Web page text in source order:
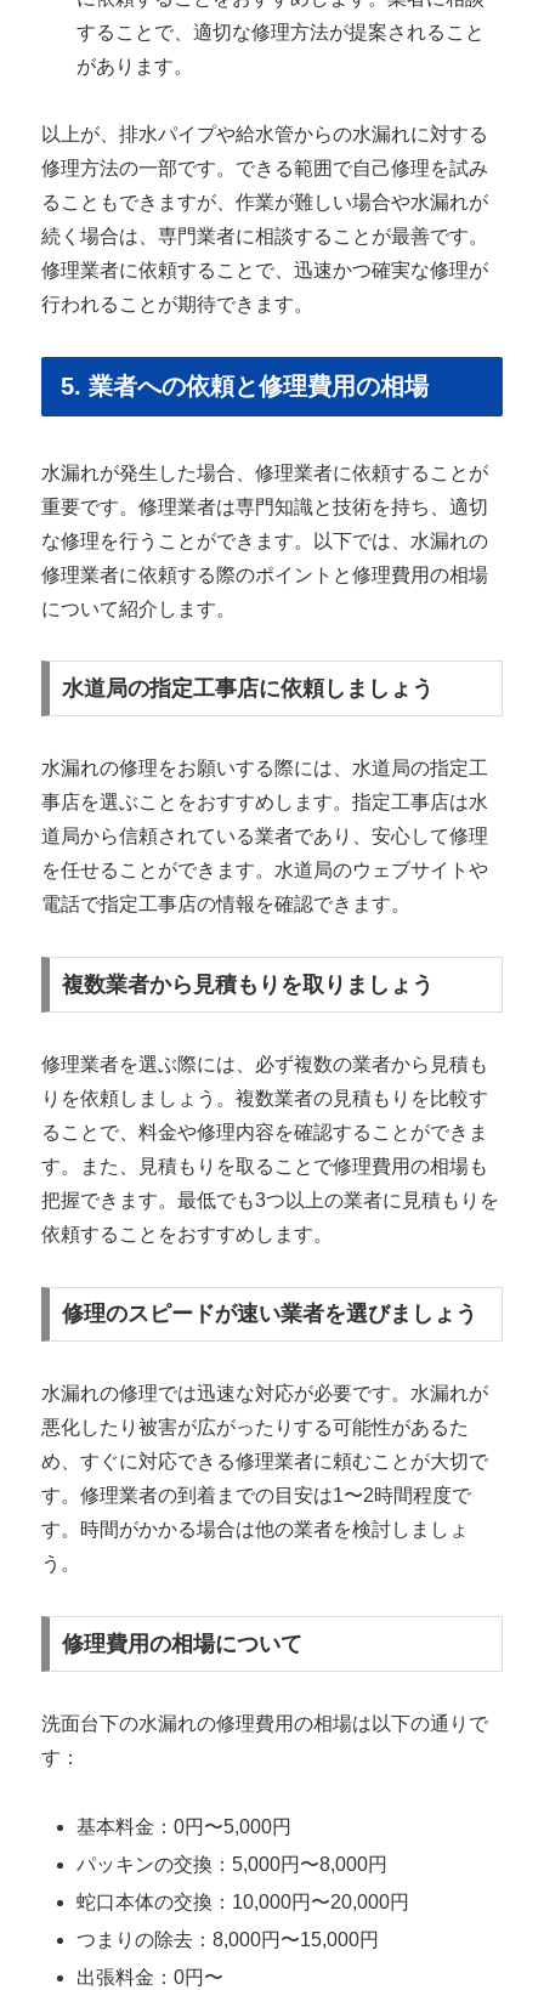
することで、適切な修理方法が提案されること
があります。
以上が、排水パイプや給水管からの水漏れに対する
修理方法の一部です。できる範囲で自己修理を試み
ることもできますが、作業が難しい場合や水漏れが
続く場合は、専門業者に相談することが最善です。
修理業者に依頼することで、迅速かつ確実な修理が
行われることが期待できます。
5. 業者への依頼と修理費用の相場
水漏れが発生した場合、修理業者に依頼することが
重要です。修理業者は専門知識と技術を持ち、適切
な修理を行うことができます。以下では、水漏れの
修理業者に依頼する際のポイントと修理費用の相場
について紹介します。
水道局の指定工事店に依頼しましょう
水漏れの修理をお願いする際には、水道局の指定工
事店を選ぶことをおすすめします。指定工事店は水
道局から信頼されている業者であり、安心して修理
を任せることができます。水道局のウェブサイトや
電話で指定工事店の情報を確認できます。
複数業者から見積もりを取りましょう
修理業者を選ぶ際には、必ず複数の業者から見積も
りを依頼しましょう。複数業者の見積もりを比較す
ることで、料金や修理内容を確認することができま
す。また、見積もりを取ることで修理費用の相場も
把握できます。最低でも3つ以上の業者に見積もりを
依頼することをおすすめします。
修理のスピードが速い業者を選びましょう
水漏れの修理では迅速な対応が必要です。水漏れが
悪化したり被害が広がったりする可能性があるた
め、すぐに対応できる修理業者に頼むことが大切で
す。修理業者の到着までの目安は1〜2時間程度で
す。時間がかかる場合は他の業者を検討しましょ
う。
修理費用の相場について
洗面台下の水漏れの修理費用の相場は以下の通りで
す：
基本料金：0円〜5,000円
パッキンの交換：5,000円〜8,000円
蛇口本体の交換：10,000円〜20,000円
つまりの除去：8,000円〜15,000円
出張料金：0円〜